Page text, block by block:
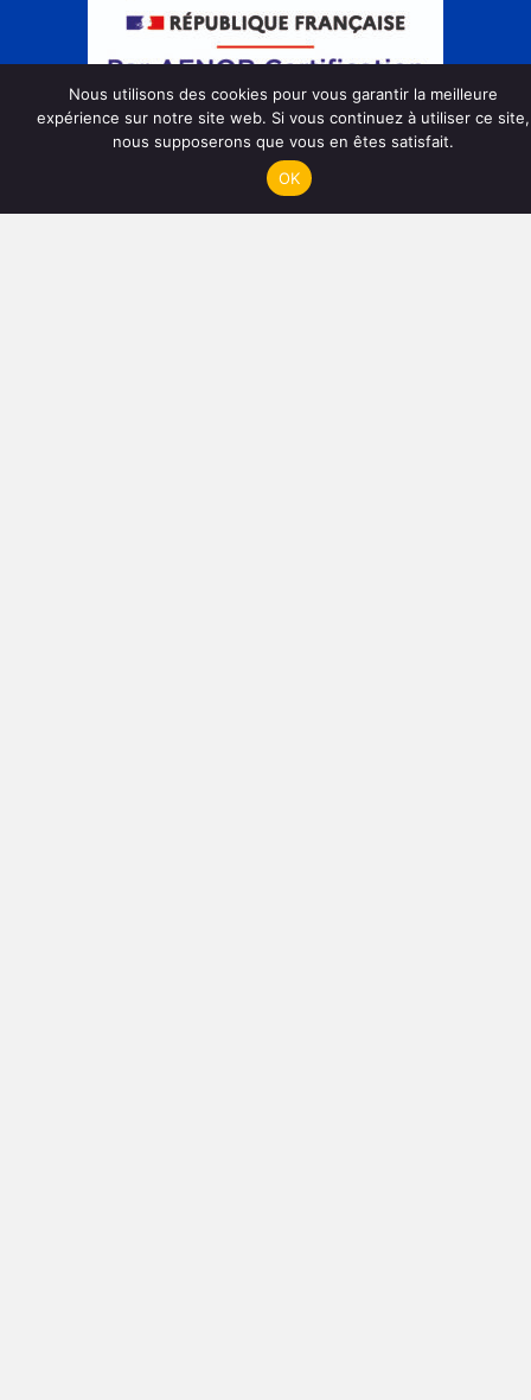
Action de formation
Nous utilisons des cookies pour vous garantir la meilleure
expérience sur notre site web. Si vous continuez à utiliser ce site,
nous supposerons que vous en êtes satisfait.
OK